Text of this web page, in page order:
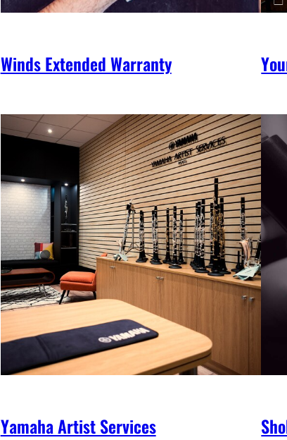
Winds Extended Warranty
Yamaha Artist Services